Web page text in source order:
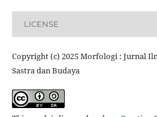
LICENSE
Copyright (c) 2025 Morfologi : Jurnal
Sastra dan Budaya